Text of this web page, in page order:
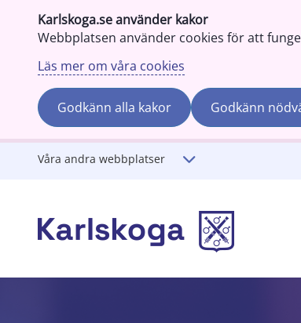
Karlskoga.se använder kakor
Webbplatsen använder cookies för att
Läs mer om våra cookies
Godkänn alla kakor Godkänn
Gå till innehåll
Våra andra webbplatser